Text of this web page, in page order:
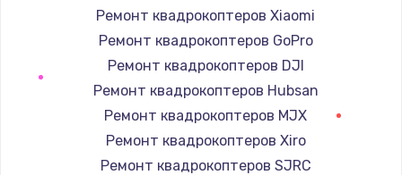
Заказать
Заказать
Ремонт квадрокоптеров Xiaomi
Ремонт квадрокоптеров GoPro
Ремонт квадрокоптеров DJI
Ремонт квадрокоптеров Hubsan
Ремонт квадрокоптеров MJX
Ремонт квадрокоптеров Xiro
Ремонт квадрокоптеров SJRC